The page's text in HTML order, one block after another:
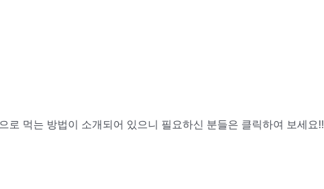
로 먹는 방법이 소개되어 있으니 필요하신 분들은 클릭하여 보세요!!